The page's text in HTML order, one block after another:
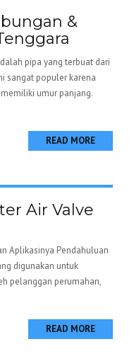
&
pipa yang terbuat dari
sangat populer karena
umur panjang.
READ MORE
Air Valve
Aplikasinya Pendahuluan
digunakan untuk
pelanggan perumahan,
READ MORE